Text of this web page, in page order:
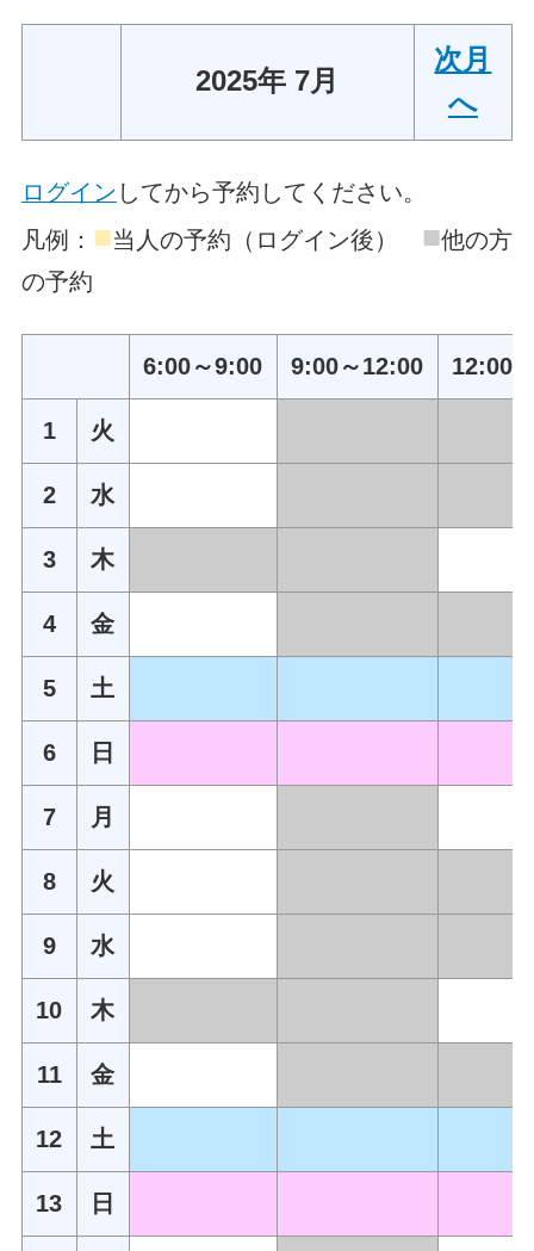
2025年 7月
次月
へ
ログイン してから予約してください。
凡例： ■当人の予約（ログイン後） ■他の方
の予約
6:00～9:00 9:00～12:00 12:00
1 火
2 水
3 木
4 金
5 土
6 日
7 月
8 火
9 水
10 木
11 金
12 土
13 日